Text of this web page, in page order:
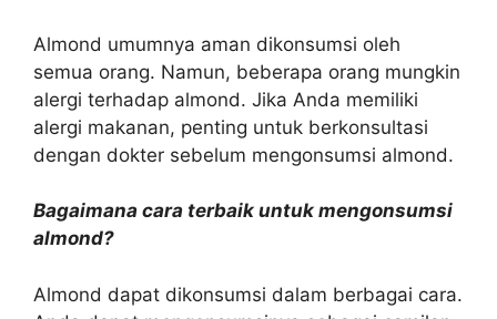
Almond umumnya aman dikonsumsi oleh
semua orang. Namun, beberapa orang mungkin
alergi terhadap almond. Jika Anda memiliki
alergi makanan, penting untuk berkonsultasi
dengan dokter sebelum mengonsumsi almond.
Bagaimana cara terbaik untuk mengonsumsi
almond?
Almond dapat dikonsumsi dalam berbagai cara.